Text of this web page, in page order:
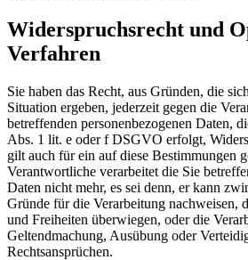
Widerspruchsrecht und
Verfahren
Sie haben das Recht, aus Gründen, die
Situation ergeben, jederzeit gegen die
betreffenden personenbezogenen Daten,
Abs. 1 lit. e oder f DSGVO erfolgt,
gilt auch für ein auf diese Bestimmungen
Verantwortliche verarbeitet die Sie
Daten nicht mehr, es sei denn, er kann
Gründe für die Verarbeitung nachweisen,
und Freiheiten überwiegen, oder die
Geltendmachung, Ausübung oder
Rechtsansprüchen.